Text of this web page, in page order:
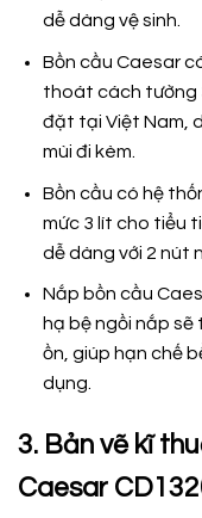
dễ dàng vệ sinh.
Bồn cầu Caesar
thoát cách tường
đặt tại Việt Nam,
mùi đi kèm.
Bồn cầu có hệ
mức 3 lít cho tiểu
dễ dàng với 2 nút
Nắp bồn cầu
hạ bệ ngồi nắp
ồn, giúp hạn chế
dụng.
3. Bản vẽ kĩ
Caesar